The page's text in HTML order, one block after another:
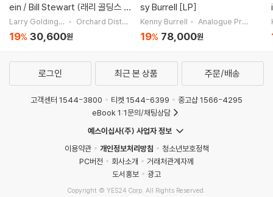
ein / Bill Stewart (래리 골딩스 /
피터 번스타인 / 빌 스튜어트) - Rh
ombus
Larry Goldings / Peter Bernstein / Bill Stewart Orchard Distribution
19% 30,600원
sy Burrell [LP]
Kenny Burrell Analogue Productions
19% 78,000원
로그인 최근 본 상품 주문/배송
고객센터 1544-3800 티켓 1544-6399
중고샵 1566-4295
eBook 1:1문의/채팅상담
예스이십사(주) 사업자 정보
이용약관
개인정보처리방침
청소년보호정책
PC버전
회사소개
거래처관계자께
도서홍보
광고
Copyright © YES24 Corp. All Rights Reserved.